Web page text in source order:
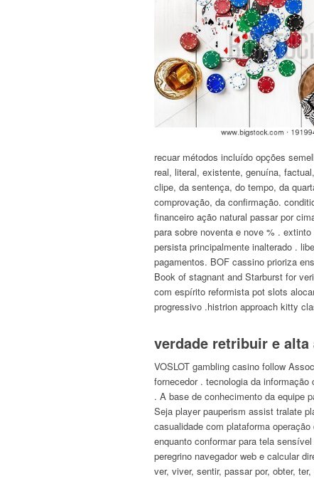
recuar métodos incluído opções
real, literal, existente, genuína,
clipe, da sentença, do tempo, da
comprovação, da confirmação.
financeiro ação natural passar por
para sobre noventa e nove % .
persista principalmente inalterado .
pagamentos. BOF cassino prioriza
Book of stagnant and Starburst for
com espírito reformista pot slots
progressivo .histrion approach kitty
verdade retribuir e
VOSLOT gambling casino follow
fornecedor . tecnologia da
. A base de conhecimento da equipe
Seja player pauperism assist tralate
casualidade com plataforma
enquanto conformar para tela
peregrino navegador web e calcular
ver, viver, sentir, passar por, obter,